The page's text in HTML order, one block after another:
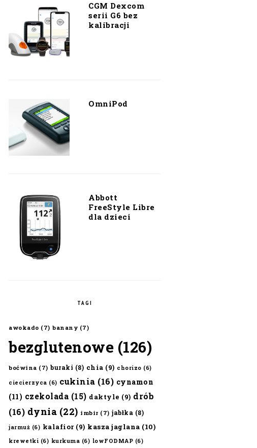
CGM Dexcom
serii G6 bez
kalibracji
OmniPod
Abbott
FreeStyle Libre
dla dzieci
TAGI
awokado (7) banany (7)
bezglutenowe (126)
boćwina (7) buraki (8) chia (9) chorizo (6)
ciecierzyca (6) cukinia (16) cynamon
(11) czekolada (15) daktyle (9) drób
(16) dynia (22) imbir (7) jabłka (8)
jarmuż (6) kalafior(9) kasza jaglana (10)
krewetki (6) kurkuma (6) lowFODMAP (6)